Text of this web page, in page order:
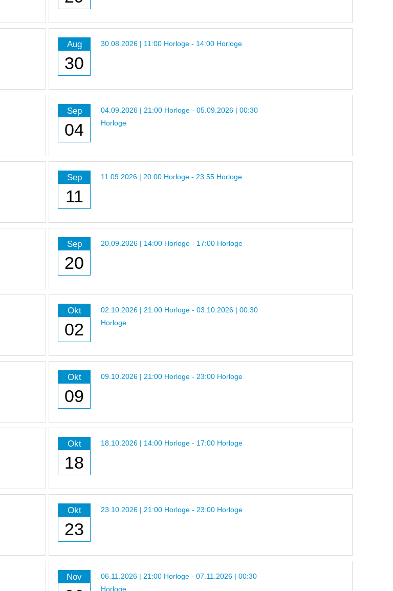
Aug
30
30.08.2026 | 11:00 Horloge - 14:00 Horloge
Sep
04
04.09.2026 | 21:00 Horloge - 05.09.2026 | 00:30
Horloge
Sep
11
11.09.2026 | 20:00 Horloge - 23:55 Horloge
Sep
20
20.09.2026 | 14:00 Horloge - 17:00 Horloge
Okt
02
02.10.2026 | 21:00 Horloge - 03.10.2026 | 00:30
Horloge
Okt
09
09.10.2026 | 21:00 Horloge - 23:00 Horloge
Okt
18
18.10.2026 | 14:00 Horloge - 17:00 Horloge
Okt
23
23.10.2026 | 21:00 Horloge - 23:00 Horloge
Nov
06.11.2026 | 21:00 Horloge - 07.11.2026 | 00:30
Horloge